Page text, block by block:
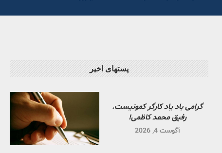
پستهای اخیر
گرامی باد یاد کارگر کمونیست.
رفیق محمد کاظمی!
آگوست 4, 2026